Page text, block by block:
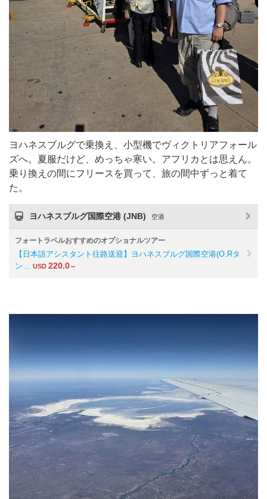
ヨハネスブルグで乗換え、小型機でヴィクトリアフォール
ズへ。夏服だけど、めっちゃ寒い。アフリカとは思えん。
乗り換えの間にフリースを買って、旅の間中ずっと着て
た。
ヨハネスブルグ国際空港 (JNB) 空港
フォートラベルおすすめのオプショナルツアー
【日本語アシスタント往路送迎】ヨハネスブルグ国際空港(O.Rタ
ン…
USD 220.0～